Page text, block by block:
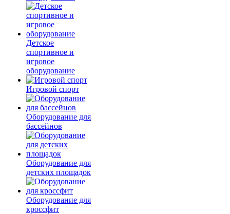
Детское
спортивное и
игровое
оборудование
Игровой спорт
Оборудование для
бассейнов
Оборудование для
детских площадок
Оборудование для
кроссфит